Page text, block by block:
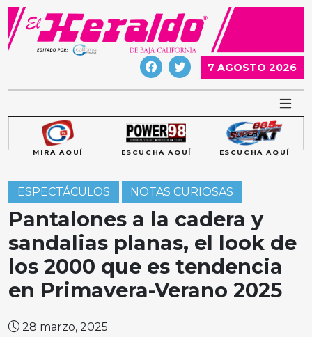
Skip
content
7 AGOSTO 2026
MIRA AQUÍ ESCUCHA AQUÍ ESCUCHA AQUÍ
ESPECTÁCULOS NOTAS CURIOSAS
Pantalones a la cadera y
sandalias planas, el look de
los 2000 que es tendencia
en Primavera-Verano 2025
28 marzo, 2025